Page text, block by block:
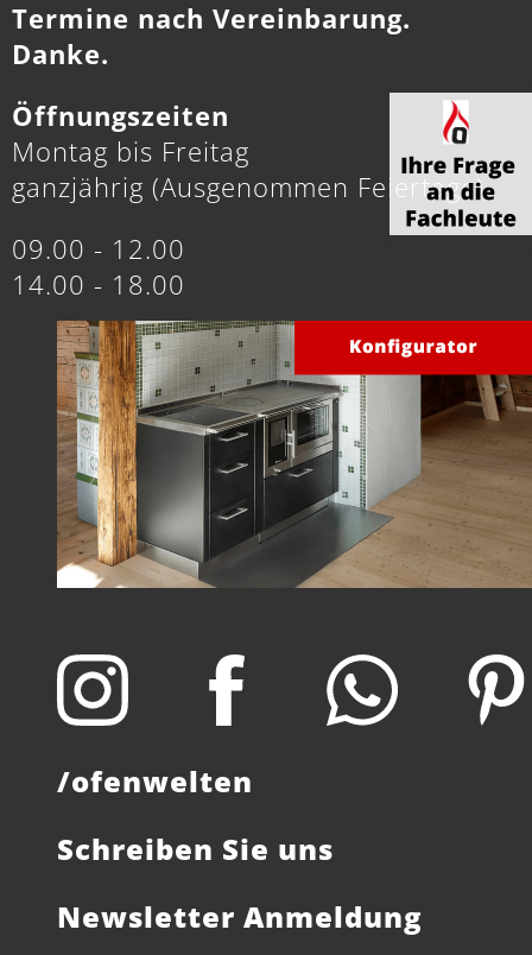
Termine nach Vereinbarung.
Danke.
Öffnungszeiten
Montag bis Freitag
ganzjährig (Ausgenommen Feiertage)
09.00 - 12.00
14.00 - 18.00
/ofenwelten
Schreiben Sie uns
Newsletter Anmeldung